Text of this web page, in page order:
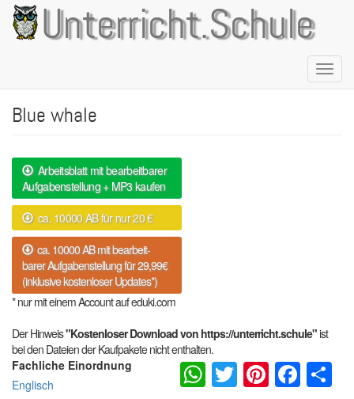
Direkt
zum
Inhalt
Unterricht.Schule
Blue whale
Arbeitsblatt mit bearbeitbarer
Aufgabenstellung + MP3 kaufen
ca. 10000 AB für nur 20 €
ca. 10000 AB mit bearbeit-
barer Aufgabenstellung für 29,99€
(inklusive kostenloser Updates*)
* nur mit einem Account auf eduki.com
Der Hinweis"Kostenloser Download von https://unterricht.schule"ist
bei den Dateien der Kaufpakete nicht enthalten.
Fachliche Einordnung
Englisch
WhatsApp
Twitter